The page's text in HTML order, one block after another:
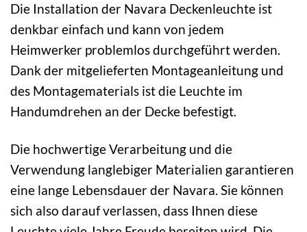
Die Installation der Navara Deckenleuchte ist
denkbar einfach und kann von jedem
Heimwerker problemlos durchgeführt werden.
Dank der mitgelieferten Montageanleitung und
des Montagematerials ist die Leuchte im
Handumdrehen an der Decke befestigt.
Die hochwertige Verarbeitung und die
Verwendung langlebiger Materialien garantieren
eine lange Lebensdauer der Navara. Sie können
sich also darauf verlassen, dass Ihnen diese